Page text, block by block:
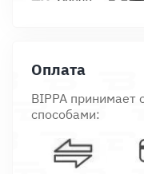
Оплата
BIPPA
способами: